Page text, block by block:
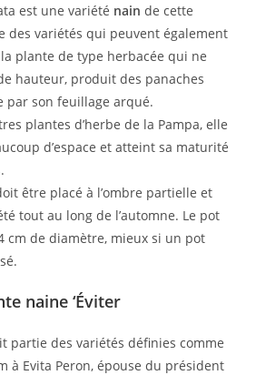
est une variété nain de cette
des variétés qui peuvent également
plante de type herbacée qui ne
hauteur, produit des panaches
par son feuillage arqué.
plantes d’herbe de la Pampa, elle
d’espace et atteint sa maturité
être placé à l’ombre partielle et
tout au long de l’automne. Le pot
cm de diamètre, mieux si un pot
naine ‘Éviter
partie des variétés définies comme
à Evita Peron, épouse du président